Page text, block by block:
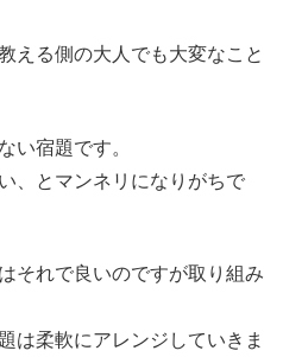
える側の大人でも大変なこと
い宿題です。
、とマンネリになりがちで
それで良いのですが取り組み
は柔軟にアレンジしていきま